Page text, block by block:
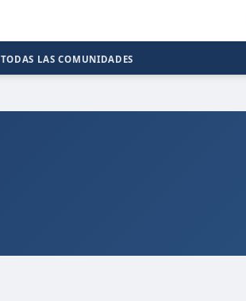
TODAS LAS COMUNIDADES